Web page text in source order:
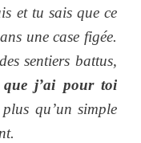
et tu sais que ce
une case figée.
sentiers battus,
que j’ai pour toi
qu’un simple